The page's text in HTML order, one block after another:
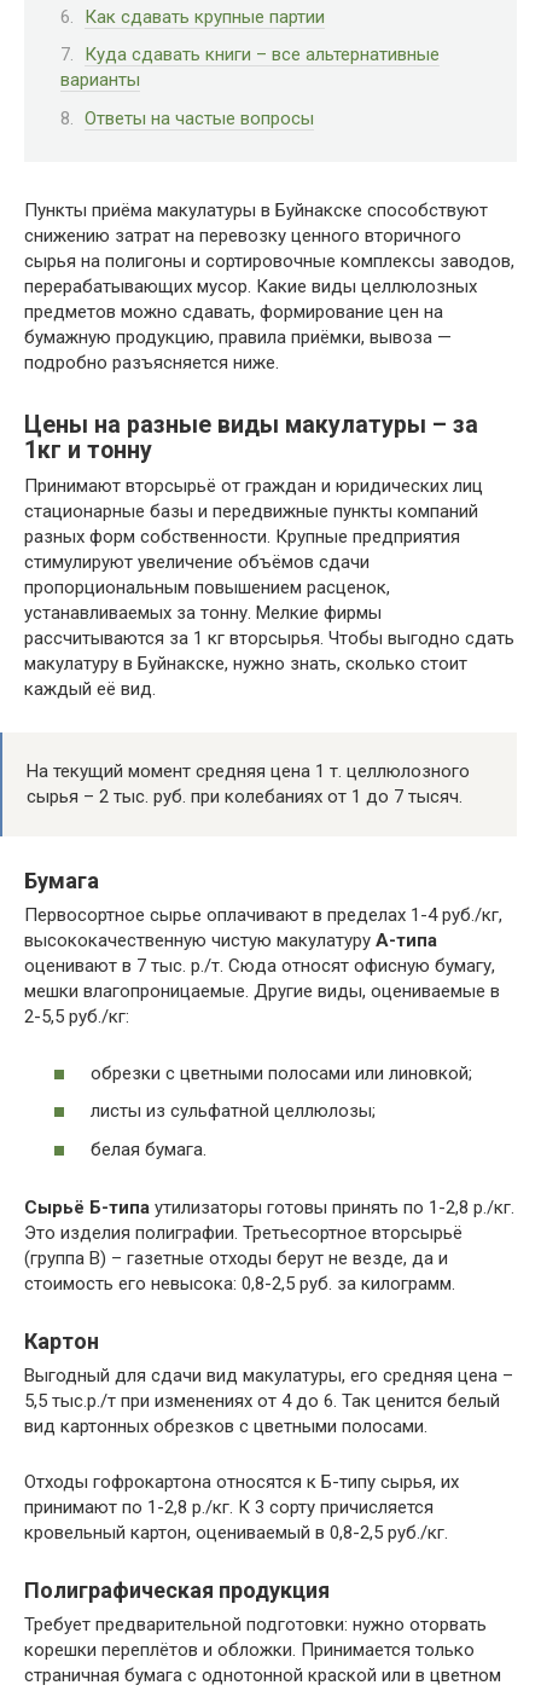
Как сдавать крупные партии
Куда сдавать книги – все альтернативные
варианты
Ответы на частые вопросы
Пункты приёма макулатуры в Буйнакске способствуют
снижению затрат на перевозку ценного вторичного
сырья на полигоны и сортировочные комплексы заводов,
перерабатывающих мусор. Какие виды целлюлозных
предметов можно сдавать, формирование цен на
бумажную продукцию, правила приёмки, вывоза —
подробно разъясняется ниже.
Цены на разные виды макулатуры – за
1кг и тонну
Принимают вторсырьё от граждан и юридических лиц
стационарные базы и передвижные пункты компаний
разных форм собственности. Крупные предприятия
стимулируют увеличение объёмов сдачи
пропорциональным повышением расценок,
устанавливаемых за тонну. Мелкие фирмы
рассчитываются за 1 кг вторсырья. Чтобы выгодно сдать
макулатуру в Буйнакске, нужно знать, сколько стоит
каждый её вид.
На текущий момент средняя цена 1 т. целлюлозного
сырья – 2 тыс. руб. при колебаниях от 1 до 7 тысяч.
Бумага
Первосортное сырье оплачивают в пределах 1-4 руб./кг,
высококачественную чистую макулатуру А-типа
оценивают в 7 тыс. р./т. Сюда относят офисную бумагу,
мешки влагопроницаемые. Другие виды, оцениваемые в
2-5,5 руб./кг:
обрезки с цветными полосами или линовкой;
листы из сульфатной целлюлозы;
белая бумага.
Сырьё Б-типа утилизаторы готовы принять по 1-2,8 р./кг.
Это изделия полиграфии. Третьесортное вторсырьё
(группа В) – газетные отходы берут не везде, да и
стоимость его невысока: 0,8-2,5 руб. за килограмм.
Картон
Выгодный для сдачи вид макулатуры, его средняя цена –
5,5 тыс.р./т при изменениях от 4 до 6. Так ценится белый
вид картонных обрезков с цветными полосами.
Отходы гофрокартона относятся к Б-типу сырья, их
принимают по 1-2,8 р./кг. К 3 сорту причисляется
кровельный картон, оцениваемый в 0,8-2,5 руб./кг.
Полиграфическая продукция
Требует предварительной подготовки: нужно оторвать
корешки переплётов и обложки. Принимается только
страничная бумага с однотонной краской или в цветном